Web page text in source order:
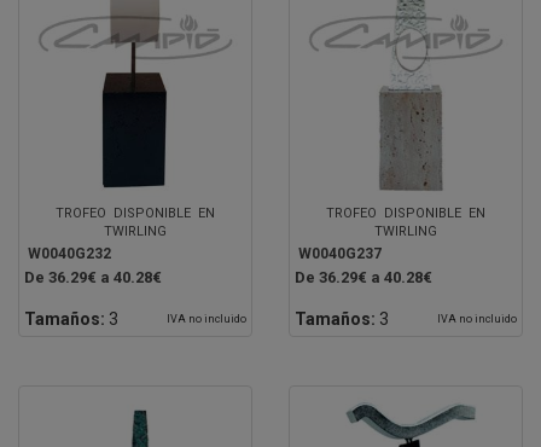
TROFEO DISPONIBLE EN
TWIRLING
W0040G232
De 36.29€ a 40.28€
Tamaños: 3 IVA no incluido
TROFEO DISPONIBLE EN
TWIRLING
W0040G237
De 36.29€ a 40.28€
Tamaños: 3 IVA no incluido